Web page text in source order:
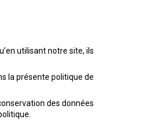
utilisant notre site, ils
la présente politique de
des données